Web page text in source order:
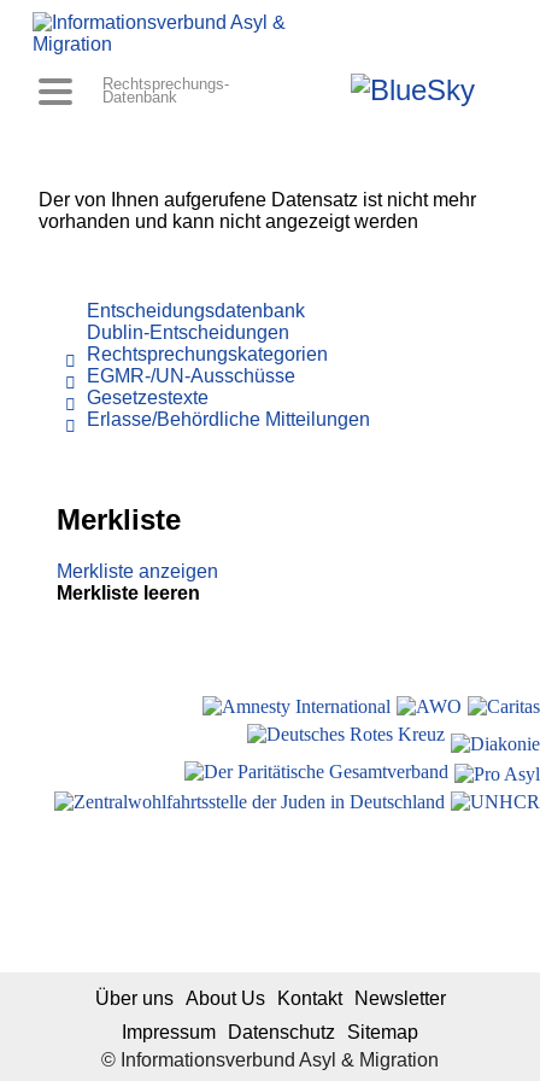
Rechtsprechungs-
Datenbank
Der von Ihnen aufgerufene Datensatz ist nicht mehr
vorhanden und kann nicht angezeigt werden
Entscheidungsdatenbank
Dublin-Entscheidungen
Rechtsprechungskategorien
EGMR-/UN-Ausschüsse
Gesetzestexte
Erlasse/Behördliche Mitteilungen
Merkliste
Merkliste anzeigen
Merkliste leeren
© Informationsverbund Asyl & Migration
Über uns About Us Kontakt
Newsletter
Impressum
Datenschutz Sitemap